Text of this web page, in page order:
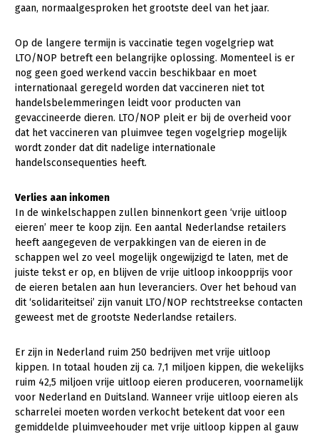
Vakgroepbestuurders
Pers
Contact
gaan, normaalgesproken het grootste deel van het jaar.
Op de langere termijn is vaccinatie tegen vogelgriep wat
LTO/NOP betreft een belangrijke oplossing. Momenteel is er
nog geen goed werkend vaccin beschikbaar en moet
internationaal geregeld worden dat vaccineren niet tot
handelsbelemmeringen leidt voor producten van
gevaccineerde dieren. LTO/NOP pleit er bij de overheid voor
dat het vaccineren van pluimvee tegen vogelgriep mogelijk
wordt zonder dat dit nadelige internationale
handelsconsequenties heeft.
Verlies aan inkomen
In de winkelschappen zullen binnenkort geen ‘vrije uitloop
eieren’ meer te koop zijn. Een aantal Nederlandse retailers
heeft aangegeven de verpakkingen van de eieren in de
schappen wel zo veel mogelijk ongewijzigd te laten, met de
juiste tekst er op, en blijven de vrije uitloop inkoopprijs voor
de eieren betalen aan hun leveranciers. Over het behoud van
dit ‘solidariteitsei’ zijn vanuit LTO/NOP rechtstreekse contacten
geweest met de grootste Nederlandse retailers.
Er zijn in Nederland ruim 250 bedrijven met vrije uitloop
kippen. In totaal houden zij ca. 7,1 miljoen kippen, die wekelijks
ruim 42,5 miljoen vrije uitloop eieren produceren, voornamelijk
voor Nederland en Duitsland. Wanneer vrije uitloop eieren als
scharrelei moeten worden verkocht betekent dat voor een
gemiddelde pluimveehouder met vrije uitloop kippen al gauw